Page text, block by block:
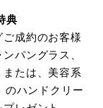
典
成約のお客様
パングラス、
たは、美容系
のハンドクリー